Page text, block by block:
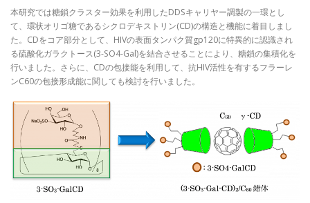
本研究では糖鎖クラスター効果を利用したDDSキャリヤー調製の一環とし
て、環状オリゴ糖であるシクロデキストリン(CD)の構造と機能に着目しまし
た。CDをコア部分として、HIVの表面タンパク質gp120に特異的に認識され
る硫酸化ガラクトース(3-SO4-Gal)を結合させることにより、糖鎖の集積化を
行いました。さらに、CDの包接能を利用して、抗HIV活性を有するフラーレ
ンC60の包接形成能に関しても検討を行いました。